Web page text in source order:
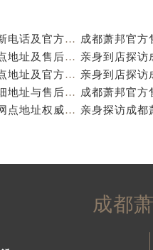
亲身到店探访成都萧邦官方售后服务中心｜最新电话及官方地址（2026年7月最新）
亲身到店探访成都萧邦官方售后服务中心｜网点地址及售后热线（2026年7月最新）
亲身探访成都萧邦官方售后服务中心｜完整网点地址及官方热线（2026年7月最新）
亲身到店探访成都萧邦官方售后服务中心｜详细地址与售后服务电话（2026年7月最新）
成都萧邦官方售后服务中心｜完整官方电话和网点地址权威信息公示（2026年7月最新）
成都